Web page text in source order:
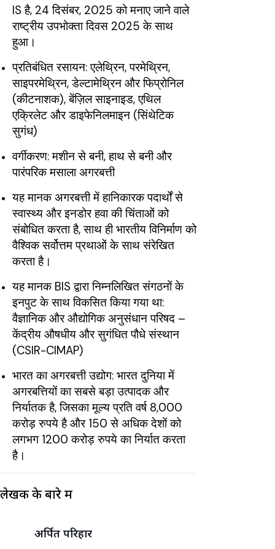
IS है, 24 दिसंबर, 2025 को मनाए जाने वाले
राष्ट्रीय उपभोक्ता दिवस 2025 के साथ
हुआ।
प्रतिबंधित रसायन: एलेथ्रिन, परमेथ्रिन,
साइपरमेथ्रिन, डेल्टामेथ्रिन और फिप्रोनिल
(कीटनाशक), बेंज़िल साइनाइड, एथिल
एक्रिलेट और डाइफेनिलमाइन (सिंथेटिक
सुगंध)
वर्गीकरण: मशीन से बनी, हाथ से बनी और
पारंपरिक मसाला अगरबत्ती
यह मानक अगरबत्ती में हानिकारक पदार्थों से
स्वास्थ्य और इनडोर हवा की चिंताओं को
संबोधित करता है, साथ ही भारतीय विनिर्माण को
वैश्विक सर्वोत्तम प्रथाओं के साथ संरेखित
करता है।
यह मानक BIS द्वारा निम्नलिखित संगठनों के
इनपुट के साथ विकसित किया गया था:
वैज्ञानिक और औद्योगिक अनुसंधान परिषद –
केंद्रीय औषधीय और सुगंधित पौधे संस्थान
(CSIR-CIMAP)
भारत का अगरबत्ती उद्योग: भारत दुनिया में
अगरबत्तियों का सबसे बड़ा उत्पादक और
निर्यातक है, जिसका मूल्य प्रति वर्ष 8,000
करोड़ रुपये है और 150 से अधिक देशों को
लगभग 1200 करोड़ रुपये का निर्यात करता
है।
लेखक के बारे में
अर्पित परिहार